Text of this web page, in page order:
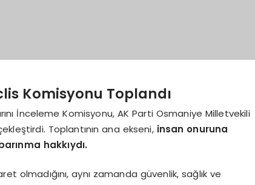
Komisyonu Toplandı
İnceleme Komisyonu, AK Parti Osmaniye Milletvekili
Toplantının ana ekseni, insan onuruna
hakkıydı.
olmadığını, aynı zamanda güvenlik, sağlık ve